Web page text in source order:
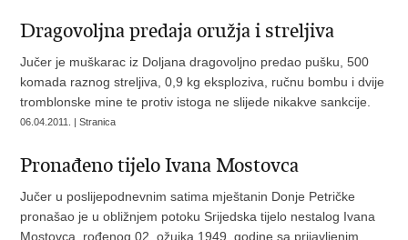
Dragovoljna predaja oružja i streljiva
Jučer je muškarac iz Doljana dragovoljno predao pušku, 500
komada raznog streljiva, 0,9 kg eksploziva, ručnu bombu i dvije
tromblonske mine te protiv istoga ne slijede nikakve sankcije.
06.04.2011. | Stranica
Pronađeno tijelo Ivana Mostovca
Jučer u poslijepodnevnim satima mještanin Donje Petričke
pronašao je u obližnjem potoku Srijedska tijelo nestalog Ivana
Mostovca, rođenog 02. ožujka 1949. godine sa prijavljenim